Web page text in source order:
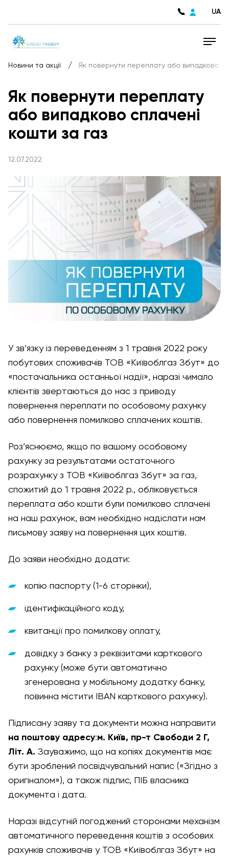
UA
Новини та акції / Як повернути переплату або випадково
Як повернути переплату
або випадково сплачені
кошти за газ
12.07.2022
У зв’язку із переведенням з 1 травня 2022 року
побутових споживачів ТОВ «Київоблгаз Збут» до
«постачальника останньої надії», наразі чимало
клієнтів звертаються до нас з приводу
повернення переплати по особовому рахунку
або повернення помилково сплачених коштів.
Роз’яснюємо, якщо по вашому особовому
рахунку за результатами остаточного
розрахунку з ТОВ «Київоблгаз Збут» за газ,
спожитий до 1 травня 2022 р., обліковується
переплата або кошти були помилково сплачені
на наш рахунок, вам необхідно надіслати нам
письмову заяву на повернення цих коштів.
До заяви необхідно додати:
копію паспорту (1-6 сторінки),
ідентифікаційного коду,
квитанції про помилкову оплату,
довідку з банку з реквізитами карткового
рахунку (може бути автоматично
згенерована у мобільному додатку банку,
повинна містити IBAN карткового рахунку).
Підписану заяву та документи можна направити
на поштову адресу:м. Київ, пр-т Свободи 2 Г,
Літ. А. Зауважимо, що на копіях документів має
бути зроблений посвідчувальний напис («Згідно з
оригіналом»), а також підпис, ПІБ власника
документа і дата.
Наразі відсутній погоджений сторонами механізм
автоматичного переведення коштів з особових
рахунків споживачів у ТОВ «Київоблгаз Збут» на